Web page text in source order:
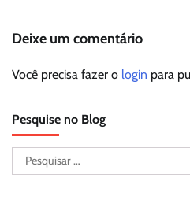
Deixe um comentário
Você precisa fazer o login para
Pesquise no Blog
Pesquisar
por: